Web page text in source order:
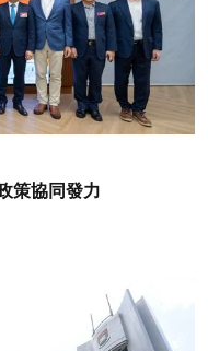
策協同發力